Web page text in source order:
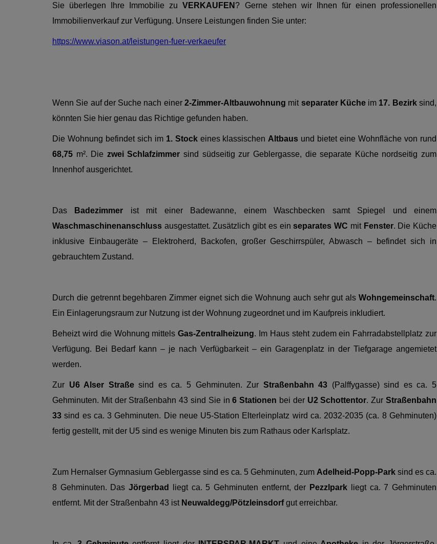
Sie überlegen Ihre Immobilie zuVERKAUFEN ? Gerne stehen wir Ihnen für einen professionellen
Immobilienverkauf zur Verfügung. Unsere Leistungen finden Sie unter:
https://www.viason.at/leistungen-fuer-verkaeufer
Wenn Sie auf der Suche nach einer 2-Zimmer-Altbauwohnung mit separater Kücheim 17. Bezirksind,
könnten Sie hier genau das Richtige gefunden haben.
Die Wohnung befindet sich im 1. Stockeines klassischen Altbaus und bietet eine Wohnfläche von rund
68,75 m². Die zwei Schlafzimmer sind südseitig zur Geblergasse, die separate Küche nordseitig zum
Innenhof ausgerichtet.
Das Badezimmer ist mit einer Badewanne, einem Waschbecken samt Spiegel und einem
Waschmaschinenanschluss ausgestattet. Zusätzlich gibt es einseparates WC mit Fenster. Die Küche
inklusive Einbaugeräte – Elektroherd, Backofen, großer Geschirrspüler, Abwasch – befindet sich in
gebrauchtem Zustand.
Durch die getrennt begehbaren Zimmer eignet sich die Wohnung auch sehr gut als Wohngemeinschaft.
Ein Einlagerungsraum zur Nutzung ist der Wohnung zugeordnet und im Kaufpreis inkludiert.
Beheizt wird die Wohnung mittelsGas-Zentralheizung. Im Haus steht zudem ein Fahrradabstellplatz zur
Verfügung. Bei Bedarf kann – je nach Verfügbarkeit – ein Garagenplatz in der Tiefgarage angemietet
werden.
Zur U6 Alser Straßesind es ca. 5 Gehminuten. Zur Straßenbahn 43 (Palffygasse) sind es ca. 5
Gehminuten. Mit der Straßenbahn 43 sind Sie in6 Stationen bei derU2 Schottentor. ZurStraßenbahn
33 sind es ca. 3 Gehminuten. Die neue U5-Station Elterleinplatz wird ca. 2032-2035 (ca. 8 Gehminuten)
fertig gestellt, mit der U5 sind es wenige Minuten bis zum Rathaus oder Karlsplatz.
Zum Hernalser Gymnasium Geblergasse sind es ca. 5 Gehminuten, zum Adelheid-Popp-Park sind es ca.
8 Gehminuten. DasJörgerbad liegt ca. 5 Gehminuten entfernt, der Pezzlpark liegt ca. 7 Gehminuten
entfernt. Mit der Straßenbahn 43 ist Neuwaldegg/Pötzleinsdorfgut erreichbar.